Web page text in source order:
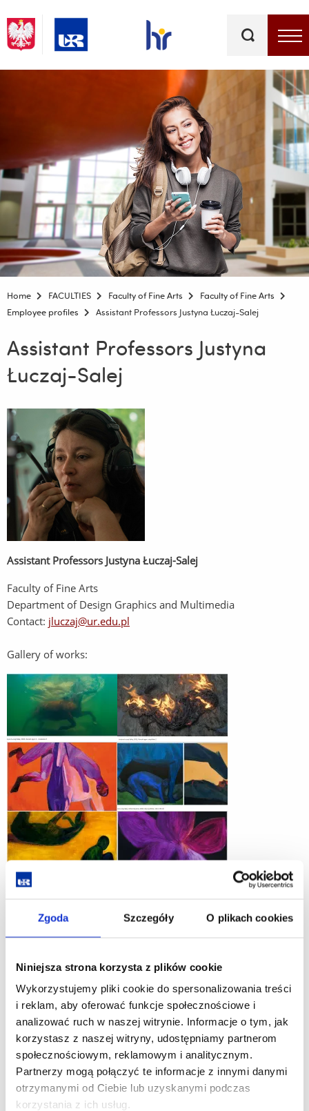
Zgoda Szczegóły O plikach cookies
Niniejsza strona korzysta z plików cookie
Wykorzystujemy pliki cookie do spersonalizowania treści
i reklam, aby oferować funkcje społecznościowe i
analizować ruch w naszej witrynie. Informacje o tym, jak
korzystasz z naszej witryny, udostępniamy partnerom
społecznościowym, reklamowym i analitycznym.
Partnerzy mogą połączyć te informacje z innymi danymi
otrzymanymi od Ciebie lub uzyskanymi podczas
korzystania z ich usług.
Home FACULTIES Faculty of Fine Arts
Faculty of Fine Arts
Employee profiles
Assistant Professors Justyna Łuczaj-Salej
Assistant Professors Justyna
Łuczaj-Salej
Assistant Professors Justyna Łuczaj-Salej
Faculty of Fine Arts
Department of Design Graphics and Multimedia
Contact: jluczaj@ur.edu.pl
Gallery of works: